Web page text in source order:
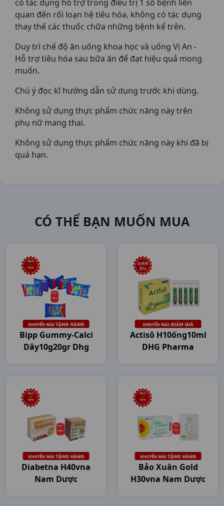
có tác dụng hỗ trợ trong điều trị 1 số bệnh liên
quan đến rối loạn hệ tiêu hóa, không có tác dụng
thay thế các thuốc chữa những bệnh kể trên.
Duy trì chế độ ăn uống khoa học và uống Vị An -
Hỗ trợ tiêu hóa sau bữa ăn để đạt hiệu quả mong
muốn.
Chú ý đọc kĩ hướng dẫn sử dụng trước khi dùng.
Không sử dụng thực phẩm chức năng này trên
phụ nữ mang thai.
Không sử dụng thực phẩm chức năng này khi đã bị
quá hạn.
CÓ THỂ BẠN MUỐN MUA
Bipp Gummy-Calci
Dây10g20gr Dhg
Actisô H10ống10ml
DHG Pharma
Diabetna H40vna
Nam Dược
Bảo Xuân Gold
H30vna Nam Dược